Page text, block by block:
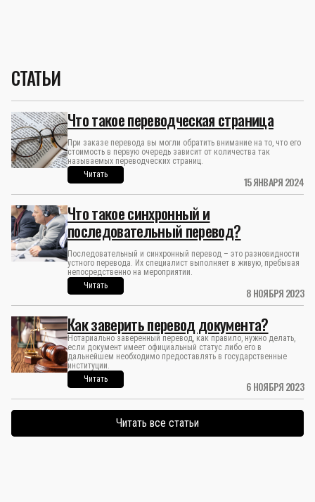
СТАТЬИ
15 ЯНВАРЯ 2024
Что такое переводческая страница
При заказе перевода вы могли обратить внимание на то, что его
стоимость в первую очередь зависит от количества так
называемых переводческих страниц.
Читать
8 НОЯБРЯ 2023
Что такое синхронный и
последовательный перевод?
Последовательный и синхронный перевод – это разновидности
устного перевода. Их специалист выполняет в живую, пребывая
непосредственно на мероприятии.
Читать
6 НОЯБРЯ 2023
Как заверить перевод документа?
Нотариально заверенный перевод, как правило, нужно делать,
если документ имеет официальный статус либо его в
дальнейшем необходимо предоставлять в государственные
институции.
Читать
Читать все статьи